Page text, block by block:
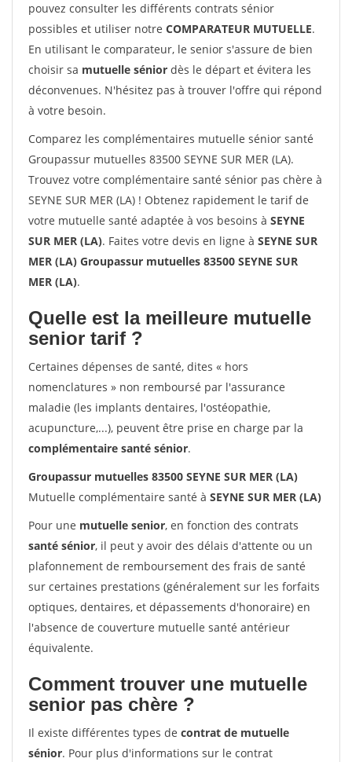
pouvez consulter les différents contrats sénior
possibles et utiliser notre COMPARATEUR MUTUELLE.
En utilisant le comparateur, le senior s'assure de bien
choisir sa mutuelle sénior dès le départ et évitera les
déconvenues. N'hésitez pas à trouver l'offre qui répond
à votre besoin.
Comparez les complémentaires mutuelle sénior santé
Groupassur mutuelles 83500 SEYNE SUR MER (LA).
Trouvez votre complémentaire santé sénior pas chère à
SEYNE SUR MER (LA) ! Obtenez rapidement le tarif de
votre mutuelle santé adaptée à vos besoins à SEYNE
SUR MER (LA). Faites votre devis en ligne à SEYNE SUR
MER (LA) Groupassur mutuelles 83500 SEYNE SUR
MER (LA).
Quelle est la meilleure mutuelle
senior tarif ?
Certaines dépenses de santé, dites « hors
nomenclatures » non remboursé par l'assurance
maladie (les implants dentaires, l'ostéopathie,
acupuncture,...), peuvent être prise en charge par la
complémentaire santé sénior.
Groupassur mutuelles 83500 SEYNE SUR MER (LA)
Mutuelle complémentaire santé à SEYNE SUR MER (LA)
Pour une mutuelle senior, en fonction des contrats
santé sénior, il peut y avoir des délais d'attente ou un
plafonnement de remboursement des frais de santé
sur certaines prestations (généralement sur les forfaits
optiques, dentaires, et dépassements d'honoraire) en
l'absence de couverture mutuelle santé antérieur
équivalente.
Comment trouver une mutuelle
senior pas chère ?
Il existe différentes types de contrat de mutuelle
sénior. Pour plus d'informations sur le contrat